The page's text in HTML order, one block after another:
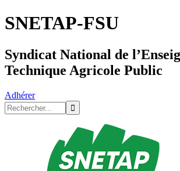
SNETAP-FSU
Syndicat National de
Technique Agricole Public
Adhérer